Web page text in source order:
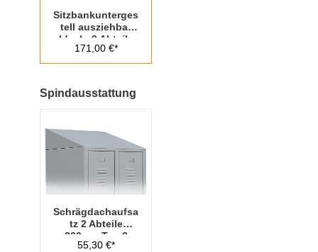
Sitzbankunterges
tell ausziehbar
Ideal - 2 Abteile
300mm
Abteilbreite
171,00 €*
Spindausstattung
Schrägdachaufsa
tz 2 Abteile
300mm Typ 2
55,30 €*